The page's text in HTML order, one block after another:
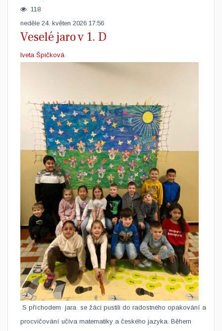
118
neděle 24. květen 2026 17:56
Veselé jaro v 1. D
Iveta Špičková
​ S příchodem jara se žáci pustili do radostného opakování a
procvičování učiva matematiky a českého jazyka. Během